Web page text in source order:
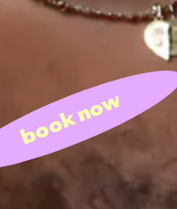
book now